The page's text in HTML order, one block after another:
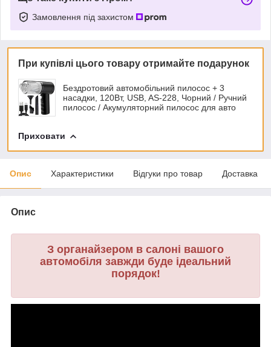
Замовлення під захистом
При купівлі цього товару отримайте подарунок
Бездротовий автомобільний пилосос + 3
насадки, 120Вт, USB, AS-228, Чорний / Ручний
пилосос / Акумуляторний пилосос для авто
Приховати
Опис Характеристики Відгуки про товар Доставка
Опис
З органайзером в салоні вашого
автомобіля завжди буде ідеальний
порядок!